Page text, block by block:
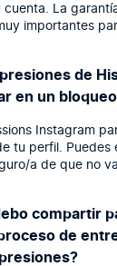
cuenta. La
importantes
de
en un
Instagram
tu perfil. Puedes
a de que no
compartir
de